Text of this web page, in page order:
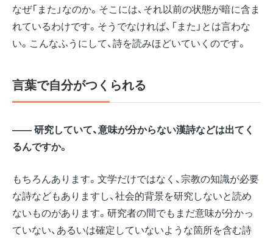
なぜ「また」なのか。そこには、それ以前の状態が暗に含ま
れているわけです。そうでなければ、「また」とは言わな
い。こんなふうにして、詩を読みほどいていくのです。
言葉で自分がつくられる
―― 研究していて、意味が分からない漢詩などは出てく
るんですか。
もちろんあります。文学だけではなく、宗教の知識が必要
な詩などもありますし、社会的背景を研究しないと読め
ないものがあります。研究者の間でもまだ意味が分かっ
ていない、あるいは確定していないような箇所を含む詩